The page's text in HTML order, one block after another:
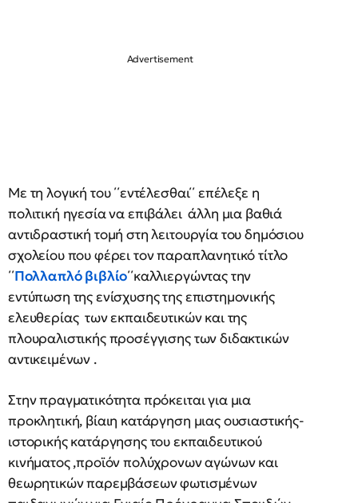
Με τη λογική του ΄΄εντέλεσθαι΄΄ επέλεξε η
πολιτική ηγεσία να επιβάλει άλλη μια βαθιά
αντιδραστική τομή στη λειτουργία του δημόσιου
σχολείου που φέρει τον παραπλανητικό τίτλο
΄΄Πολλαπλό βιβλίο΄΄καλλιεργώντας την
εντύπωση της ενίσχυσης της επιστημονικής
ελευθερίας των εκπαιδευτικών και της
πλουραλιστικής προσέγγισης των διδακτικών
αντικειμένων .
Στην πραγματικότητα πρόκειται για μια
προκλητική, βίαιη κατάργηση μιας ουσιαστικής-
ιστορικής κατάργησης του εκπαιδευτικού
κινήματος ,προϊόν πολύχρονων αγώνων και
θεωρητικών παρεμβάσεων φωτισμένων